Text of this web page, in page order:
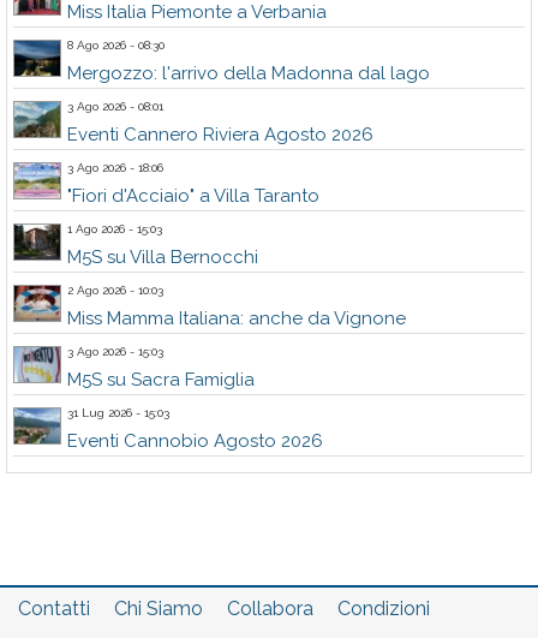
Miss Italia Piemonte a Verbania
8 Ago 2026 - 08:30
Mergozzo: l'arrivo della Madonna dal lago
3 Ago 2026 - 08:01
Eventi Cannero Riviera Agosto 2026
3 Ago 2026 - 18:06
"Fiori d'Acciaio" a Villa Taranto
1 Ago 2026 - 15:03
M5S su Villa Bernocchi
2 Ago 2026 - 10:03
Miss Mamma Italiana: anche da Vignone
3 Ago 2026 - 15:03
M5S su Sacra Famiglia
31 Lug 2026 - 15:03
Eventi Cannobio Agosto 2026
Contatti Chi Siamo Collabora Condizioni